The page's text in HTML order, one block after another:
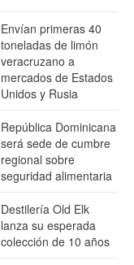
Envían primeras 40
toneladas de limón
veracruzano a
mercados de Estados
Unidos y Rusia
República Dominicana
será sede de cumbre
regional sobre
seguridad alimentaria
Destilería Old Elk
lanza su esperada
colección de 10 años